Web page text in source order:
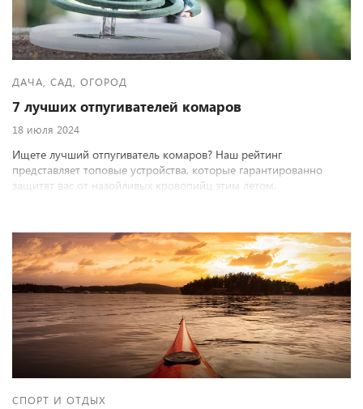
ДАЧА, САД, ОГОРОД
7 лучших отпугивателей комаров
18 июля 2024
Ищете лучший отпугиватель комаров? Наш рейтинг
представляет топовые устройства, которые гарантированно
защитят вас от назойливых кровопийц этим летом.
СПОРТ И ОТДЫХ